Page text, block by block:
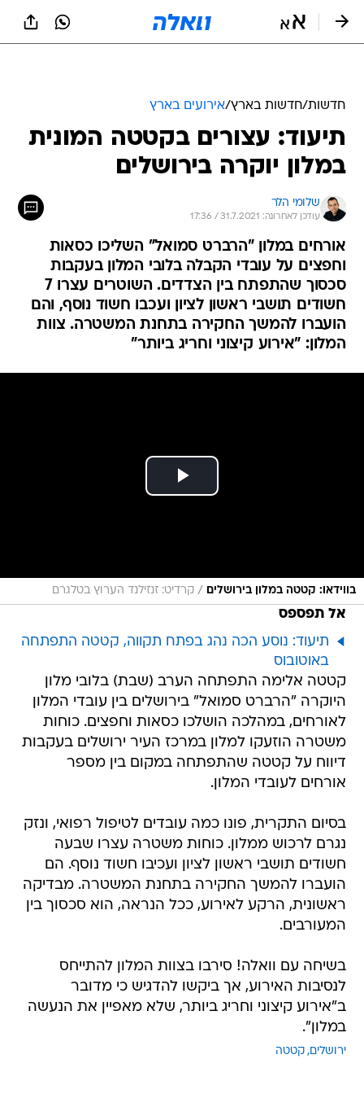
חדשות/חדשות בארץ/אירועים בארץ
תיעוד: עצורים בקטטה המונית
במלון יוקרה בירושלים
שלומי הלר
עודכן לאחרונה: 31.7.2021 / 17:36
אורחים במלון "הרברט סמואל" השליכו כסאות
וחפצים על עובדי הקבלה בלובי המלון בעקבות
סכסוך שהתפתח בין הצדדים. השוטרים עצרו 7
חשודים תושבי ראשון לציון ועכבו חשוד נוסף, והם
הועברו להמשך החקירה בתחנת המשטרה. צוות
המלון: "אירוע קיצוני וחריג ביותר"
בווידאו: קטטה במלון בירושלים / קרדיט: זנזילנד הערוץ בטלגרם
אל תפספס
תיעוד: נוסע הכה נהג בפתח תקווה, קטטה התפתחה
באוטובוס
קטטה אלימה התפתחה הערב (שבת) בלובי מלון
היוקרה "הרברט סמואל" בירושלים בין עובדי המלון
לאורחים, במהלכה הושלכו כסאות וחפצים. כוחות
משטרה הוזעקו למלון במרכז העיר ירושלים בעקבות
דיווח על קטטה שהתפתחה במקום בין מספר
אורחים לעובדי המלון.
בסיום התקרית, פונו כמה עובדים לטיפול רפואי, ונזק
נגרם לרכוש ממלון. כוחות משטרה עצרו שבעה
חשודים תושבי ראשון לציון ועכיבו חשוד נוסף. הם
הועברו להמשך החקירה בתחנת המשטרה. מבדיקה
ראשונית, הרקע לאירוע, ככל הנראה, הוא סכסוך בין
המעורבים.
בשיחה עם וואלה! סירבו בצוות המלון להתייחס
לנסיבות האירוע, אך ביקשו להדגיש כי מדובר
ב"אירוע קיצוני וחריג ביותר, שלא מאפיין את הנעשה
במלון".
ירושלים קטטה